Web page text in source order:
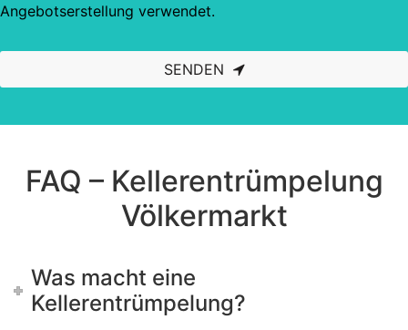
Angebotserstellung verwendet.
SENDEN
should
FAQ – Kellerentrümpelung
Völkermarkt
Was macht eine
Kellerentrümpelung?